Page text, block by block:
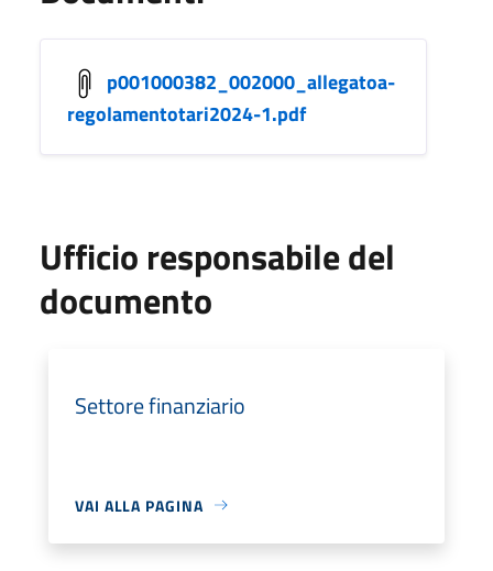
p001000382_002000_allegatoa-
regolamentotari2024-1.pdf
Ufficio responsabile del
documento
Settore finanziario
VAI ALLA PAGINA